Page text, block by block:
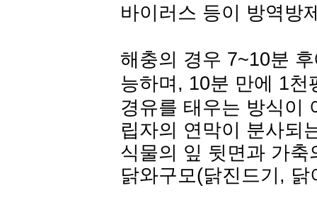
바이러스 등이 방역방
해충의 경우 7~10분
능하며, 10분 만에 1천
경유를 태우는 방식이
립자의 연막이 분사되
식물의 잎 뒷면과 가
닭와구모(닭진드기,